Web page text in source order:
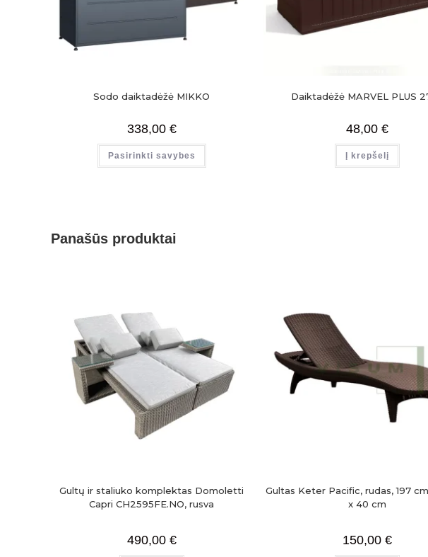
Sodo daiktadėžė MIKKO
338,00 €
Pasirinkti savybes
Daiktadėžė MARVEL PLUS
48,00 €
Į krepšelį
Panašūs produktai
Gultų ir staliuko komplektas Domoletti
Capri CH2595FE.NO, rusva
490,00 €
Gultas Keter Pacific, rudas, 197
x 40 cm
150,00 €